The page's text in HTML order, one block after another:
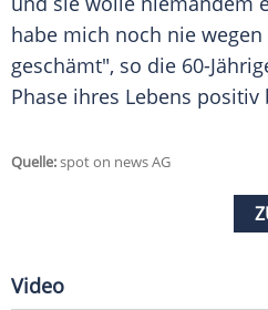
habe mich noch nie
geschämt", so die 60-
Phase ihres Lebens positiv
Quelle:spot on news AG
Video